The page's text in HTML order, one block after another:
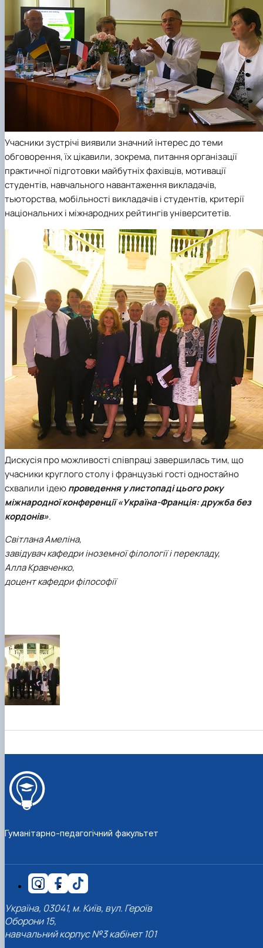
Учасники зустрічі виявили значний інтерес до теми
обговорення, їх цікавили, зокрема, питання організації
практичної підготовки майбутніх фахівців, мотивації
студентів, навчального навантаження викладачів,
тьюторства, мобільності викладачів і студентів, критерії
національних і міжнародних рейтингів університетів.
Дискусія про можливості співпраці завершилась тим, що
учасники круглого столу і французькі гості одностайно
схвалили ідеюпроведення у листопаді цього року
міжнародної конференції «Україна-Франція: дружба без
кордонів».
Світлана Амеліна,
завідувач кафедри іноземної філології і перекладу,
Алла Кравченко,
доцент кафедри філософії
Гуманітарно-педагогічний факультет
Україна, 03041, м. Київ, вул. Героїв
Оборони 15,
навчальний корпус №3 кабінет 101